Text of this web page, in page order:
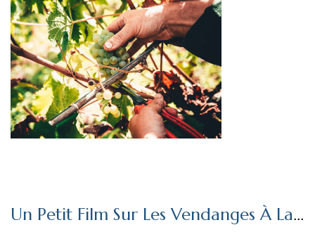
Un Petit Film Sur Les Vendanges À La